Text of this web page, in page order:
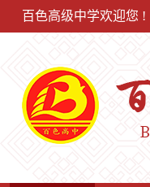
百色高级中学欢迎您 !